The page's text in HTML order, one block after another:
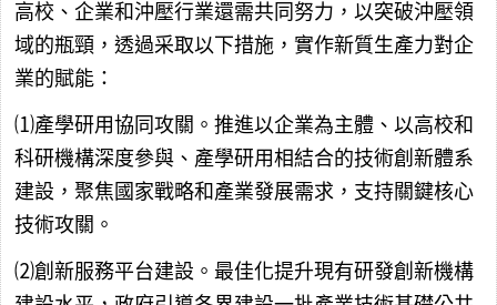
高校、企業和沖壓行業還需共同努力，以突破沖壓領
域的瓶頸，透過采取以下措施，實作新質生產力對企
業的賦能：
⑴產學研用協同攻關。推進以企業為主體、以高校和
科研機構深度參與、產學研用相結合的技術創新體系
建設，聚焦國家戰略和產業發展需求，支持關鍵核心
技術攻關。
⑵創新服務平台建設。最佳化提升現有研發創新機構